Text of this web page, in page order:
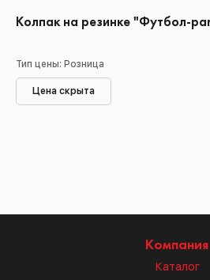
Колпак на резинке "Футбол-
Тип цены: Розница
Цена скрыта
Компания
Каталог